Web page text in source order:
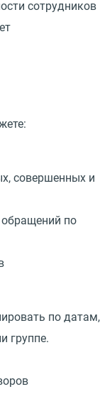
сотрудников
совершенных и
обращений по
по датам,
группе.